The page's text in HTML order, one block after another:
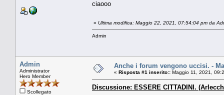
ciaooo
« Ultima modifica: Maggio 22, 2021, 07:54:04 pm da
Admin
Admin
Administrator
Hero Member
Scollegato
Anche i forum vengono uccisi. -
« Risposta #1 inserito:: Maggio 11, 2021,
Discussione: ESSERE CITTADINI.